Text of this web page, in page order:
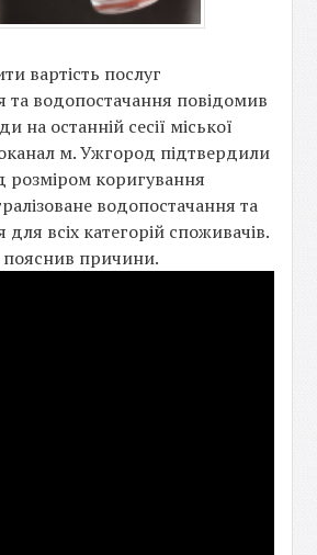
вартість послуг
та водопостачання повідомив
на останній сесії міської
м. Ужгород підтвердили
коригування
водопостачання та
всіх категорій споживачів.
пояснив причини.